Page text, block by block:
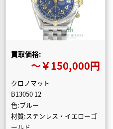
買取価格:
〜￥150,000円
クロノマット
B13050 12
色:ブルー
材質:ステンレス・イエローゴ
ールド